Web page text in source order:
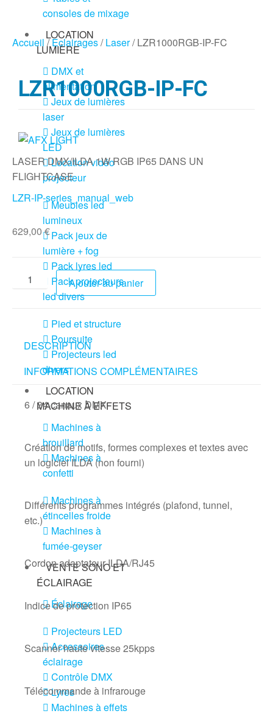
consoles de mixage
LOCATION
LUMIÈRE
DMX et
alimentation
Jeux de lumières
laser
Jeux de lumières
LED
Location vidéo
projecteur
Meubles led
lumineux
Pack jeux de
lumière + fog
Pack lyres led
Pack projecteurs
led divers
Pied et structure
Poursuite
Projecteurs led
divers
LOCATION
MACHINE À EFFETS
Machines à
brouillard
Machines à
confetti
Machines à
étincelles froide
Machines à
fumée-geyser
VENTE SONO ET
ÉCLAIRAGE
Éclairage
Projecteurs LED
Accessoires
éclairage
Contrôle DMX
Lyres
Machines à effets
Accueil/Eclairages/Laser/ LZR1000RGB-IP-FC
LZR1000RGB-IP-FC
LASER DMX/ILDA 1W RGB IP65 DANS UN
FLIGHTCASE
LZR-IP-series_manual_web
629,00€
Ajouter au panier
DESCRIPTION
INFORMATIONS COMPLÉMENTAIRES
6 / 34 canaux DMX
Création de motifs, formes complexes et textes avec
un logiciel ILDA (non fourni)
Différents programmes intégrés (plafond, tunnel,
etc.)
Cordon adaptateur ILDA/RJ45
Indice de protection IP65
Scanner haute vitesse 25kpps
Télécommande à infrarouge